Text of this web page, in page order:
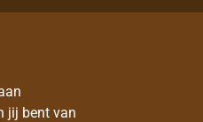
jij bent van